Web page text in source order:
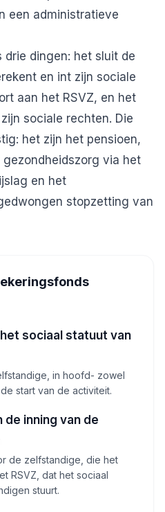
een administratieve
dingen: het sluit de
en int zijn sociale
aan het RSVZ, en het
sociale rechten. Die
het zijn het pensioen,
via het
en het
stopzetting van
sociaal statuut van
in hoofd- zowel
start van de activiteit.
de inning van de
de zelfstandige, die het
RSVZ, dat het sociaal
stuurt.